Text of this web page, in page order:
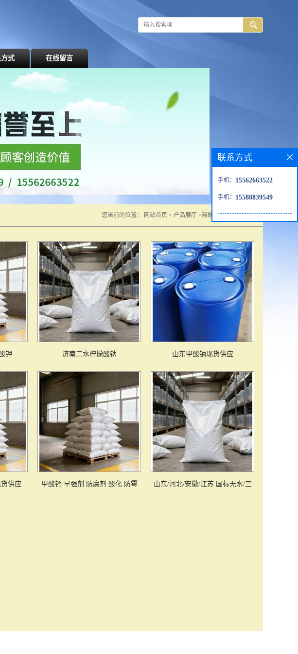
式 在线留言
您当前的位置： 网站首页 > 产品展厅 >羧酸衍生物>羧酸盐
钾 济南二水柠檬酸钠 山东甲酸钠现货供应
供应 甲酸钙 早强剂 防腐剂 酸化 防霉
山东/河北/安徽/江苏 国标无水/三
联系方式
手机： 15562663522
手机： 15588839549